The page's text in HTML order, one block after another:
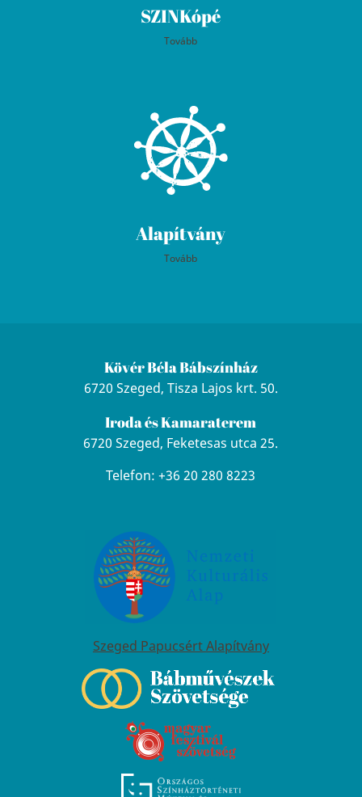
SZINKópé
Tovább
Alapítvány
Tovább
Kövér Béla Bábszínház
6720 Szeged, Tisza Lajos krt. 50.
Iroda és Kamaraterem
6720 Szeged, Feketesas utca 25.
Telefon: +36 20 280 8223
Szeged Papucsért Alapítvány